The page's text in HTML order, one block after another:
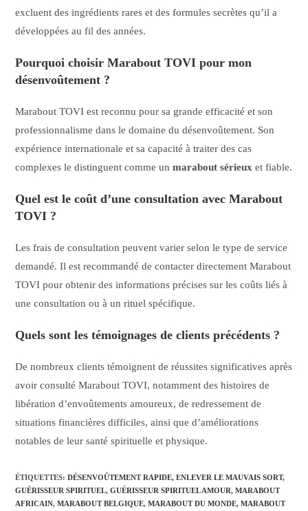
excluent des ingrédients rares et des formules secrètes qu’il a
développées au fil des années.
Pourquoi choisir Marabout TOVI pour mon
désenvoûtement ?
Marabout TOVI est reconnu pour sa grande efficacité et son
professionnalisme dans le domaine du désenvoûtement. Son
expérience internationale et sa capacité à traiter des cas
complexes le distinguent comme unmarabout sérieux et fiable.
Quel est le coût d’une consultation avec Marabout
TOVI ?
Les frais de consultation peuvent varier selon le type de service
demandé. Il est recommandé de contacter directement Marabout
TOVI pour obtenir des informations précises sur les coûts liés à
une consultation ou à un rituel spécifique.
Quels sont les témoignages de clients précédents ?
De nombreux clients témoignent de réussites significatives après
avoir consulté Marabout TOVI, notamment des histoires de
libération d’envoûtements amoureux, de redressement de
situations financières difficiles, ainsi que d’améliorations
notables de leur santé spirituelle et physique.
ÉTIQUETTES:DÉSENVOÛTEMENT RAPIDE, ENLEVER LE MAUVAIS SORT,
GUÉRISSEUR SPIRITUEL, GUÉRISSEUR SPIRITUEL AMOUR, MARABOUT
AFRICAIN, MARABOUT BELGIQUE, MARABOUT DU MONDE, MARABOUT